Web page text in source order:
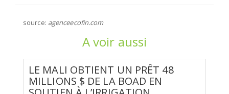
source: agenceecofin.com
A voir aussi
LE MALI OBTIENT UN PRÊT 48
MILLIONS $ DE LA BOAD EN